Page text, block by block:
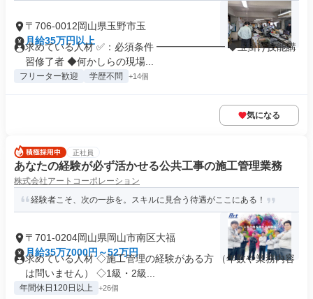
〒706-0012岡山県玉野市玉
月給35万円以上
求めている人材 ✅：必須条件 ━━━━━━━ ◆玉掛け技能講
習修了者 ◆何かしらの現場...
フリーター歓迎 学歴不問 +14個
気になる
正社員
あなたの経験が必ず活かせる公共工事の施工管理業務
株式会社アートコーポレーション
経験者こそ、次の一歩を。スキルに見合う待遇がここにある！
〒701-0204岡山県岡山市南区大福
月給35万7000円～52万円
求めている人材 ◇施工管理の経験がある方 （年数や業務内容
は問いません） ◇1級・2級...
年間休日120日以上 +26個